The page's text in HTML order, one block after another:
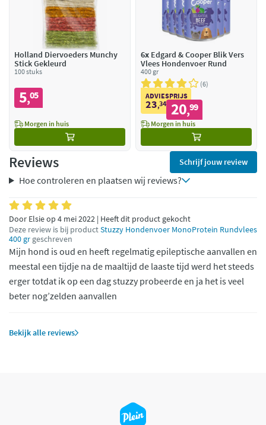
Holland Diervoeders Munchy
Stick Gekleurd
100 stuks
5,05
Morgen in huis
6x Edgard & Cooper Blik Vers
Vlees Hondenvoer Rund
400 gr
6
ADVIESPRIJS
23,34 20,99
Morgen in huis
Reviews Schrijf jouw review
Hoe controleren en plaatsen wij reviews?
Door Elsie op 4 mei 2022 | Heeft dit product gekocht
Deze review is bij productStuzzy Hondenvoer MonoProtein Rundvlees
400 gr geschreven
Mijn hond is oud en heeft regelmatig epileptische aanvallen en
meestal een tijdje na de maaltijd de laaste tijd werd het steeds
erger totdat ik op een dag stuzzy probeerde en ja het is veel
beter nog’zelden aanvallen
Bekijk alle reviews